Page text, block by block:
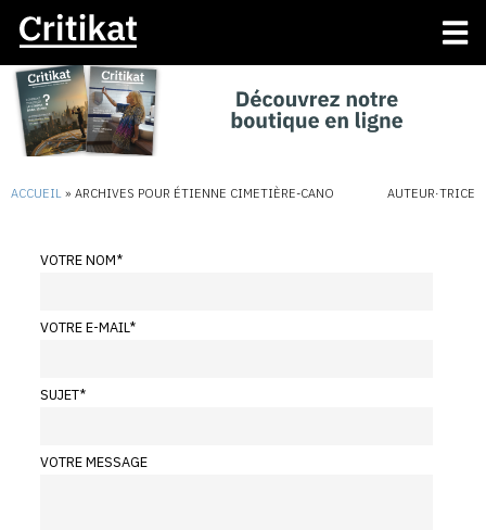
ACCUEIL » ARCHIVES POUR ÉTIENNE CIMETIÈRE-CANO AUTEUR·TRICE
VOTRE NOM*
VOTRE E-MAIL*
SUJET*
VOTRE MESSAGE